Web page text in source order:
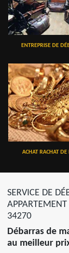
ENTREPRISE DE
ACHAT RACHAT
SERVICE DE
34270
Débarras de
au meilleur